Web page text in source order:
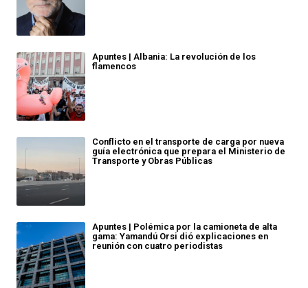
Apuntes | Albania: La revolución de los
flamencos
Conflicto en el transporte de carga por nueva
guía electrónica que prepara el Ministerio de
Transporte y Obras Públicas
Apuntes | Polémica por la camioneta de alta
gama: Yamandú Orsi dió explicaciones en
reunión con cuatro periodistas